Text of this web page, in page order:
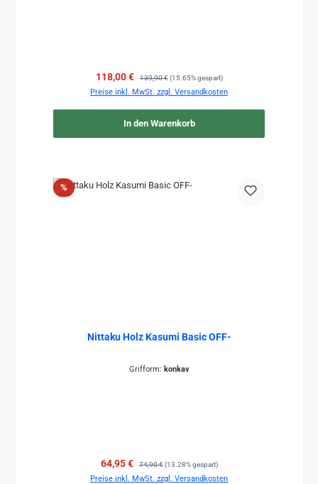
Verkaufspreis:
118,00 € Regulärer Preis:
139,90 € (15.65% gespart)
Preise inkl. MwSt. zzgl. Versandkosten
In den Warenkorb
%Rabatt
Nittaku Holz Kasumi Basic OFF-
Grifform: konkav
Verkaufspreis:
64,95 € Regulärer Preis:
74,90 € (13.28% gespart)
Preise inkl. MwSt. zzgl. Versandkosten